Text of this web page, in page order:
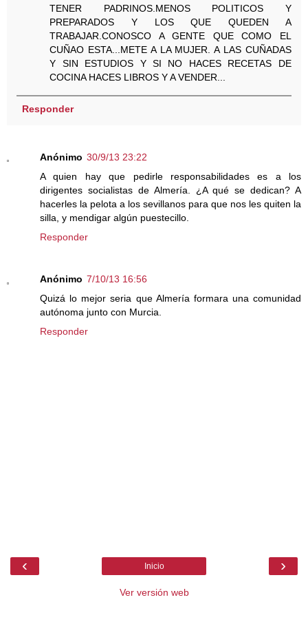
TENER PADRINOS.MENOS POLITICOS Y
PREPARADOS Y LOS QUE QUEDEN A
TRABAJAR.CONOSCO A GENTE QUE COMO EL
CUÑAO ESTA...METE A LA MUJER. A LAS CUÑADAS
Y SIN ESTUDIOS Y SI NO HACES RECETAS DE
COCINA HACES LIBROS Y A VENDER...
Responder
Anónimo 30/9/13 23:22
A quien hay que pedirle responsabilidades es a los
dirigentes socialistas de Almería. ¿A qué se dedican? A
hacerles la pelota a los sevillanos para que nos les quiten la
silla, y mendigar algún puestecillo.
Responder
Anónimo 7/10/13 16:56
Quizá lo mejor seria que Almería formara una comunidad
autónoma junto con Murcia.
Responder
‹ ›
Inicio
Ver versión web